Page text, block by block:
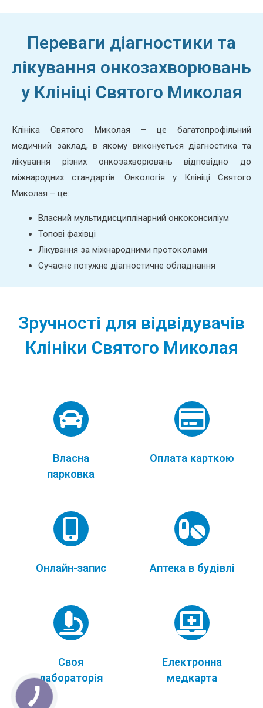
Переваги діагностики та
лікування онкозахворювань
у Клініці Святого Миколая
Клініка Святого Миколая – це багатопрофільний
медичний заклад, в якому виконується діагностика та
лікування різних онкозахворювань відповідно до
міжнародних стандартів. Онкологія у Клініці Святого
Миколая – це:
Власний мультидисциплінарний онкоконсиліум
Топові фахівці
Лікування за міжнародними протоколами
Сучасне потужне діагностичне обладнання
Зручності для відвідувачів
Клініки Святого Миколая
Власна
парковка
Оплата карткою
Онлайн-запис Аптека в будівлі
Своя
лабораторія
Електронна
медкарта